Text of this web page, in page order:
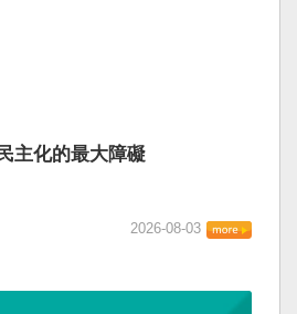
主化的最大障礙
2026-08-03